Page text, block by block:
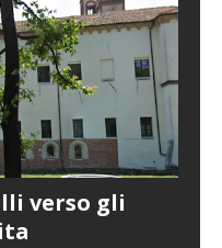
verso gli